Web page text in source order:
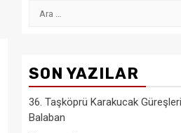
Arama:
SON YAZILAR
36. Taşköprü Karakucak
Balaban